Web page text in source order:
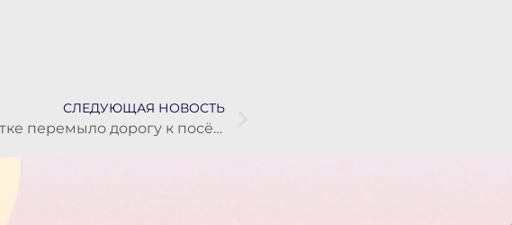
СЛЕДУЮЩАЯ НОВОСТЬ
На Камчатке перемыло дорогу к посёлку Октябрьскому